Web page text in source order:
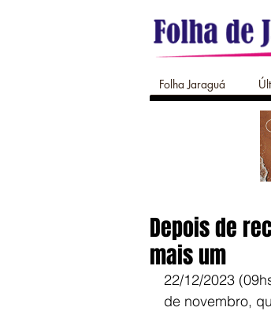
Folha Jaraguá
Depois de
mais um
22/12/2023
de novembro,